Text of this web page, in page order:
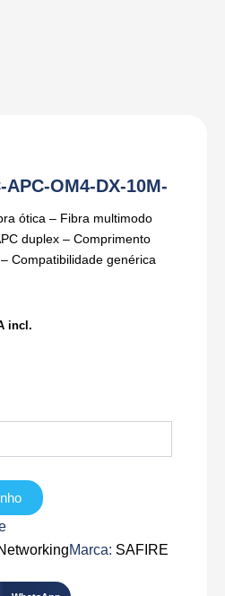
APC-OM4-DX-10M-
ótica – Fibra multimodo
duplex – Comprimento
Compatibilidade genérica
incl.
Marca: SAFIRE